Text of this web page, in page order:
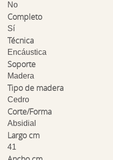
No
Completo
Sí
Técnica
Encáustica
Soporte
Madera
Tipo de madera
Cedro
Corte/Forma
Absidial
Largo cm
41